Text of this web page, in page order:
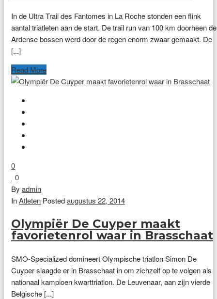
In de Ultra Trail des Fantomes in La Roche stonden een flink
aantal triatleten aan de start. De trail run van 100 km doorheen de
Ardense bossen werd door de regen enorm zwaar gemaakt. De
[...]
Read More
0
0
By admin
InAtleten Postedaugustus 22, 2014
Olympiër De Cuyper maakt
favorietenrol waar in Brasschaat
SMO-Specialized domineert Olympische triatlon Simon De
Cuyper slaagde er in Brasschaat in om zichzelf op te volgen als
nationaal kampioen kwarttriatlon. De Leuvenaar, aan zijn vierde
Belgische [...]